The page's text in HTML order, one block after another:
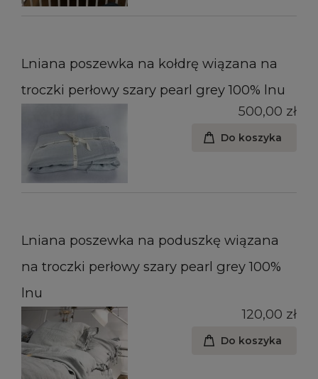
Lniana poszewka na kołdrę wiązana na
troczki perłowy szary pearl grey 100% lnu
500,00 zł
Do koszyka
Lniana poszewka na poduszkę wiązana
na troczki perłowy szary pearl grey 100%
lnu
120,00 zł
Do koszyka